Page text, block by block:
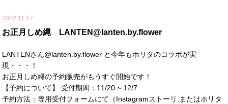
2022.11.17
お正月しめ縄 LANTEN@lanten.by.flower
LANTENさん@lanten.by.flower と今年もホリタのコラボが実
現・・・！
お正月しめ縄の予約販売がもうすぐ開始です！
【予約について】 受付期間：11/20 ~ 12/7
予約方法：専用受付フォームにて（Instagramストーリ,またはホリタ